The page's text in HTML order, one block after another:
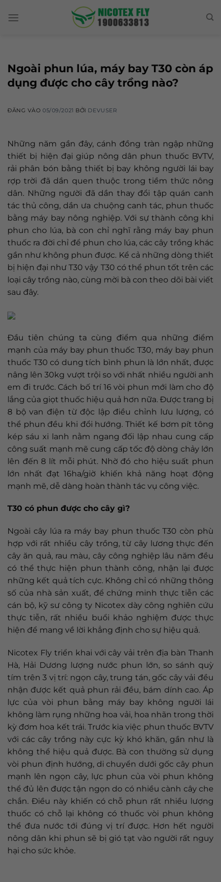
Ngoài phun lúa, máy bay T30 còn áp
dụng được cho cây trồng nào?
ĐĂNG VÀO05/09/2021 BỞI DEVUSER
Những năm gần đây, cánh đồng tràn ngập những
thiết bị hiện đại giúp nông dân phun thuốc BVTV,
rải phân bón bằng thiết bị bay không người lái bay
rợp trời đã dần quen thuộc trong tiềm thức nông
dân. Những người đã dần thay đổi tập quán canh
tác thủ công, dần ưa chuộng canh tác, phun thuốc
bằng máy bay nông nghiệp. Với sự thành công khi
phun cho lúa, bà con chỉ nghĩ rằng máy bay phun
thuốc ra đời chỉ để phun cho lúa, các cây trồng khác
gần như không phun được. Kể cả những dòng thiết
bị hiện đại như T30 vậy T30 có thể phun tốt trên các
loại cây trồng nào, cùng mời bà con theo dõi bài viết
sau đây.
Đầu tiên chúng ta cùng điểm qua những điểm
mạnh của máy bay phun thuốc T30, máy bay phun
thuốc T30 có dung tích bình phun là lớn nhất, được
nâng lên 30kg vượt trội so với nhất nhiều người anh
em đi trước. Cách bố trí 16 vòi phun mới làm cho độ
lắng của giọt thuốc hiệu quả hơn nữa. Được trang bị
8 bộ van điện từ độc lập điều chỉnh lưu lượng, có
thể phun đều khi đổi hướng. Thiết kế bơm pít tông
kép sáu xi lanh nằm ngang đối lập nhau cung cấp
công suất mạnh mẽ cung cấp tốc độ dòng chảy lớn
lên đến 8 lít mỗi phút. Nhờ đó cho hiệu suất phun
lớn nhất đạt 16ha/giờ khiến khả năng hoạt động
mạnh mẽ, dễ dàng hoàn thành tác vụ công việc.
T30 có phun được cho cây gì?
Ngoài cây lúa ra máy bay phun thuốc T30 còn phù
hợp với rất nhiều cây trồng, từ cây lương thực đến
cây ăn quả, rau màu, cây công nghiệp lâu năm đều
có thể thực hiện phun thành công, nhận lại được
những kết quả tích cực. Không chỉ có những thông
số của nhà sản xuất, để chứng minh thực tiễn các
cán bộ, kỹ sư công ty Nicotex dày công nghiên cứu
thực tiễn, rất nhiều buổi khảo nghiệm được thực
hiện để mang về lời khẳng định cho sự hiệu quả.
Nicotex Fly triển khai với cây vải trên địa bàn Thanh
Hà, Hải Dương lượng nước phun lớn, so sánh quỳ
tím trên 3 vị trí: ngọn cây, trung tán, gốc cây vải đều
nhận được kết quả phun rải đều, bám dính cao. Áp
lực của vòi phun bằng máy bay không người lái
không làm rụng những hoa vải, hoa nhãn trong thời
kỳ đơm hoa kết trái. Trước kia việc phun thuốc BVTV
với các cây trồng này cực kỳ khó khăn, gần như là
không thể hiệu quả được. Bà con thường sử dụng
vòi phun định hướng, di chuyển dưới gốc cây phun
mạnh lên ngọn cây, lực phun của vòi phun không
thể đủ lên được tận ngọn do có nhiều cành cây che
chắn. Điều này khiến có chỗ phun rất nhiều lượng
thuốc có chỗ lại không có thuốc vòi phun không
thể đưa nước tới đúng vị trí được. Hơn hết người
nông dân khi phun sẽ bị gió tạt vào người rất nguy
hại cho sức khỏe.